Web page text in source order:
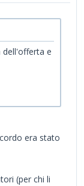
dell'offerta e
era stato
(per chi li